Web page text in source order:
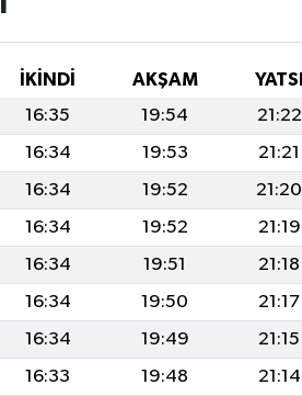
İKINDI AKŞAM
YATSI
16:35 19:54
21:22
16:34 19:53
21:21
16:34 19:52
21:20
16:34 19:52
21:19
16:34 19:51
21:18
16:34 19:50
21:17
16:34 19:49
21:15
16:33 19:48
21:14